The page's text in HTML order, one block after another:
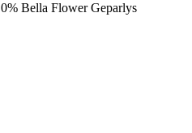
0% Bella Flower Geparlys